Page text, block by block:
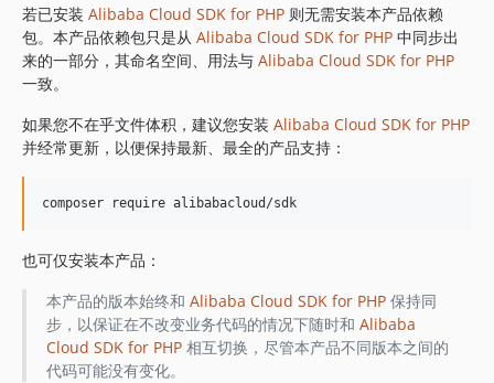
1.8.842
1.8.841
1.8.839
1.8.838
1.8.837
若已安装 Alibaba Cloud SDK for PHP 则无需安装本产品依赖
包。本产品依赖包只是从 Alibaba Cloud SDK for PHP 中同步出
来的一部分，其命名空间、用法与 Alibaba Cloud SDK for PHP
一致。
如果您不在乎文件体积，建议您安装 Alibaba Cloud SDK for PHP
并经常更新，以便保持最新、最全的产品支持：
也可仅安装本产品：
本产品的版本始终和 Alibaba Cloud SDK for PHP保持同
步，以保证在不改变业务代码的情况下随时和 Alibaba
Cloud SDK for PHP相互切换，尽管本产品不同版本之间的
代码可能没有变化。